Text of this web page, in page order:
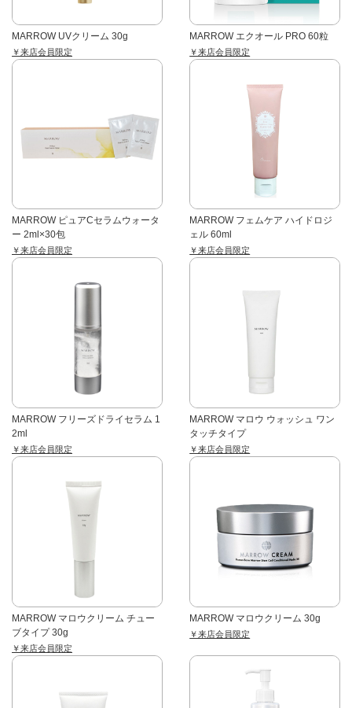
MARROW UVクリーム 30g
￥来店会員限定
MARROW エクオール PRO 60粒
￥来店会員限定
MARROW ピュアCセラムウォータ
ー 2ml×30包
￥来店会員限定
MARROW フェムケア ハイドロジ
ェル 60ml
￥来店会員限定
MARROW フリーズドライセラム 1
2ml
￥来店会員限定
MARROW マロウ ウォッシュ ワン
タッチタイプ
￥来店会員限定
MARROW マロウクリーム チュー
ブタイプ 30g
￥来店会員限定
MARROW マロウクリーム 30g
￥来店会員限定